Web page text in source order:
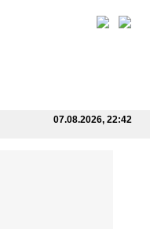
07.08.2026, 22:42